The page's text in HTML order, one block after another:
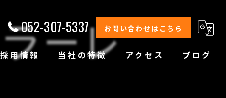
052-307-5337 お問い合わせはこちら
採用情報 当社の特徴 アクセス ブログ